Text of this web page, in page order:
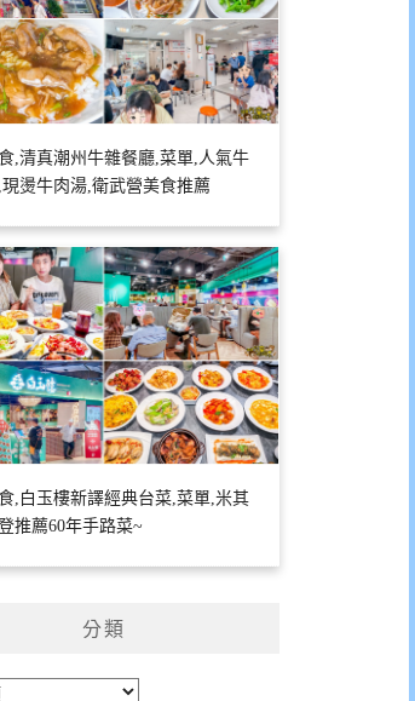
,清真潮州牛雜餐廳,菜單,人氣牛
燙牛肉湯,衛武營美食推薦
,白玉樓新譯經典台菜,菜單,米其
推薦60年手路菜~
分類